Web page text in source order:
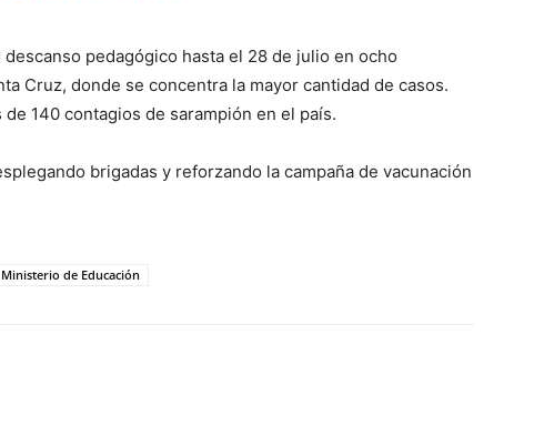
pedagógico hasta el 28 de julio en ocho
Cruz, donde se concentra la mayor cantidad de casos.
140 contagios de sarampión en el país.
brigadas y reforzando la campaña de vacunación
Ministerio de Educación